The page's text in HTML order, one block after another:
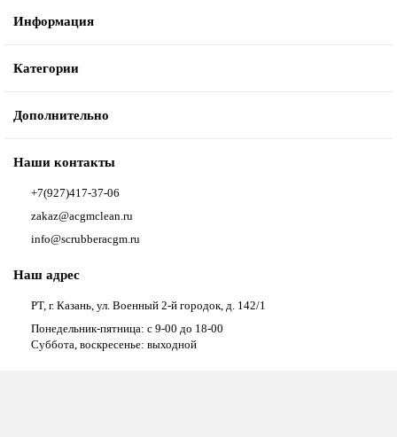
Информация
Категории
Дополнительно
Наши контакты
+7(927)417-37-06
zakaz@acgmclean.ru
info@scrubberacgm.ru
Наш адрес
РТ, г. Казань, ул. Военный 2-й городок, д. 142/1
Понедельник-пятница: с 9-00 до 18-00
Суббота, воскресенье: выходной